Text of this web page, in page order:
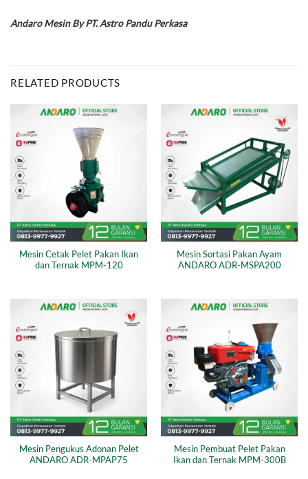
Andaro Mesin By PT. Astro Pandu Perkasa
RELATED PRODUCTS
Mesin Cetak Pelet Pakan Ikan
dan Ternak MPM-120
Mesin Sortasi Pakan Ayam
ANDARO ADR-MSPA200
Mesin Pengukus Adonan Pelet
ANDARO ADR-MPAP75
Mesin Pembuat Pelet Pakan
Ikan dan Ternak MPM-300B